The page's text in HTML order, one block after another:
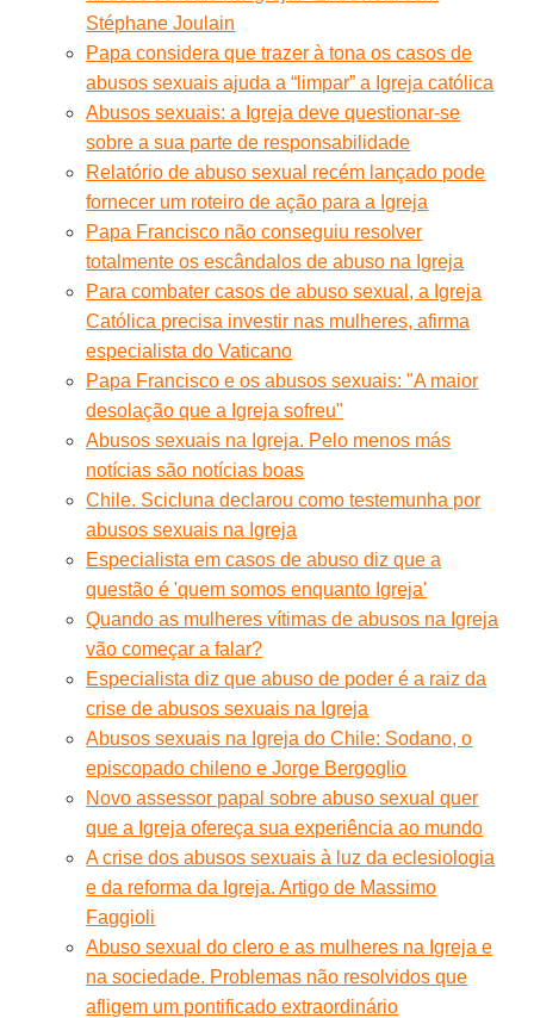
Stéphane Joulain
Papa considera que trazer à tona os casos de
abusos sexuais ajuda a “limpar” a Igreja católica
Abusos sexuais: a Igreja deve questionar-se
sobre a sua parte de responsabilidade
Relatório de abuso sexual recém lançado pode
fornecer um roteiro de ação para a Igreja
Papa Francisco não conseguiu resolver
totalmente os escândalos de abuso na Igreja
Para combater casos de abuso sexual, a Igreja
Católica precisa investir nas mulheres, afirma
especialista do Vaticano
Papa Francisco e os abusos sexuais: "A maior
desolação que a Igreja sofreu"
Abusos sexuais na Igreja. Pelo menos más
notícias são notícias boas
Chile. Scicluna declarou como testemunha por
abusos sexuais na Igreja
Especialista em casos de abuso diz que a
questão é 'quem somos enquanto Igreja'
Quando as mulheres vítimas de abusos na Igreja
vão começar a falar?
Especialista diz que abuso de poder é a raiz da
crise de abusos sexuais na Igreja
Abusos sexuais na Igreja do Chile: Sodano, o
episcopado chileno e Jorge Bergoglio
Novo assessor papal sobre abuso sexual quer
que a Igreja ofereça sua experiência ao mundo
A crise dos abusos sexuais à luz da eclesiologia
e da reforma da Igreja. Artigo de Massimo
Faggioli
Abuso sexual do clero e as mulheres na Igreja e
na sociedade. Problemas não resolvidos que
afligem um pontificado extraordinário